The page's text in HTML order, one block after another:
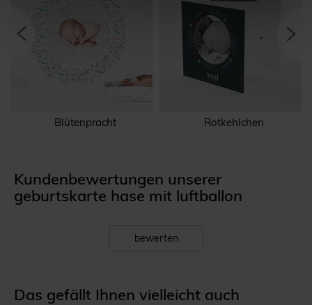
Blütenpracht Rotkehlchen
Kundenbewertungen unserer
geburtskarte hase mit luftballon
bewerten
Das gefällt Ihnen vielleicht auch